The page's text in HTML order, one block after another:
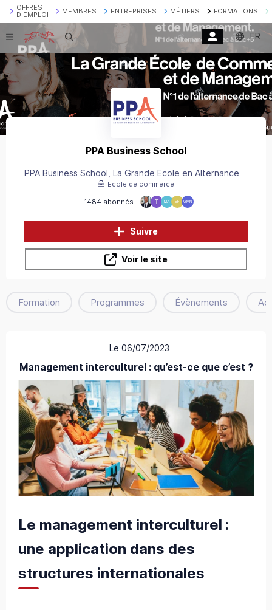
OFFRES
D'EMPLOI
MEMBRES ENTREPRISES MÉTIERS FORMATIONS
Recherche FR
PPA Business School
1484 abonnés MA EF GMN
PPA Business School, La Grande Ecole en Alternance
Ecole de commerce
Suivre
Voir le site
Formation Programmes Évènements
Le 06/07/2023
Management interculturel : qu’est-ce que c’est ?
Le management interculturel :
une application dans des
structures internationales